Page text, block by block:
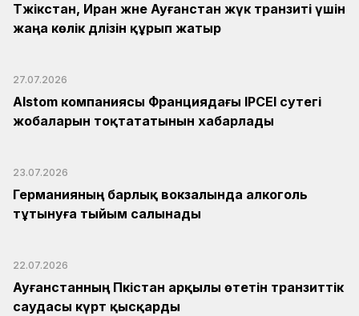
Тәжікстан, Иран және Ауғанстан жүк транзиті үшін
жаңа көлік дәлізін құрып жатыр
27.07.2026
Alstom компаниясы Франциядағы IPCEI сутегі
жобаларын тоқтататынын хабарлады
23.07.2026
Германияның барлық вокзалында алкоголь
тұтынуға тыйым салынады
22.07.2026
Ауғанстанның Пәкістан арқылы өтетін транзиттік
саудасы күрт қысқарды